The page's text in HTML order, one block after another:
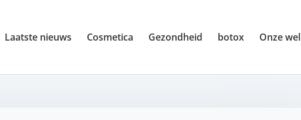
Laatste nieuws Cosmetica Gezondheid botox Onze